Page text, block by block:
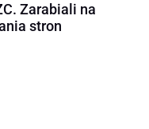
Zarabiali na
stron